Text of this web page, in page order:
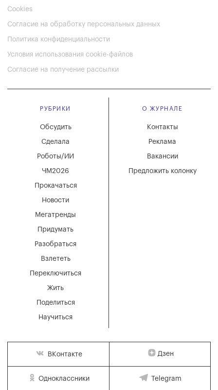
Cookies
Согласие на обработку персональных данных
Политика конфиденциальности
Условия использования cookie-файлов
Согласие на получение рассылки
РУБРИКИ
Мегатренды
Придумать
Разобраться
Взлететь
Новости
Переключиться
Жить
Поделиться
Научиться
Обсудить
Сделала
Роботы/ИИ
ЧМ2026
Прокачаться
О ЖУРНАЛЕ
Вакансии
Реклама
Контакты
Предложить колонку
ВКонтакте Дзен
Одноклассники Telegram